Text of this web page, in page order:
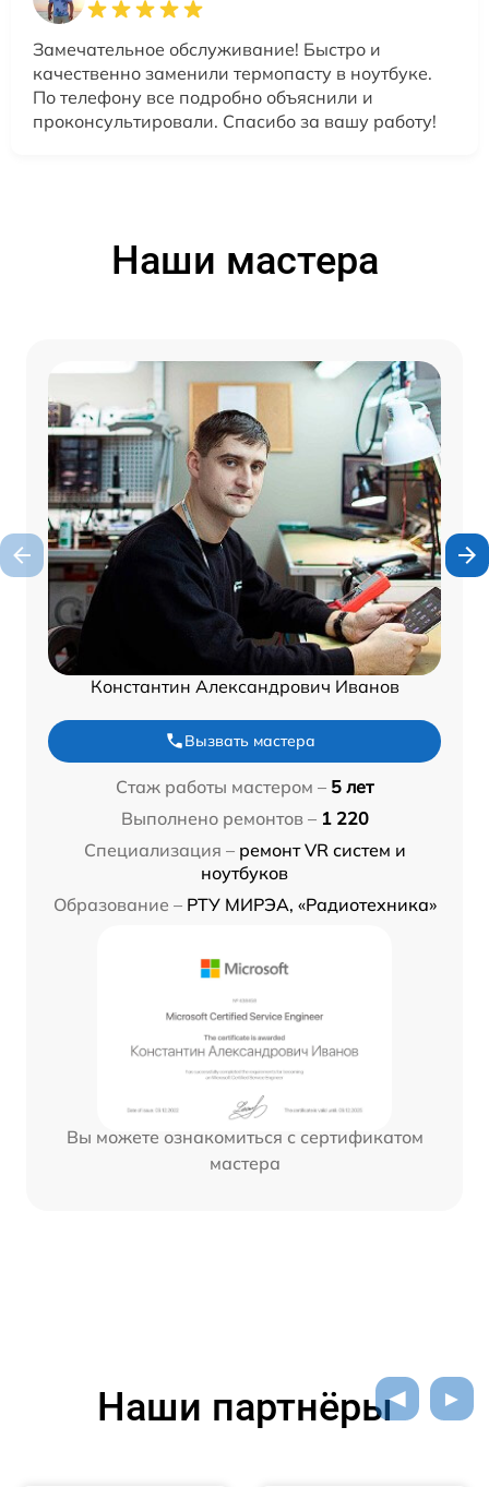
Замечательное обслуживание! Быстро и
качественно заменили термопасту в ноутбуке.
По телефону все подробно объяснили и
проконсультировали. Спасибо за вашу работу!
Наши мастера
Константин Александрович Иванов
Вызвать мастера
Стаж работы мастером – 5 лет
Выполнено ремонтов – 1 220
Специализация – ремонт VR систем и
ноутбуков
Образование – РТУ МИРЭА, «Радиотехника»
Вы можете ознакомиться с сертификатом
мастера
Наши партнёры